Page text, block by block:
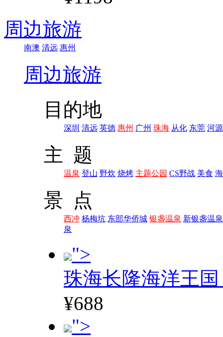
周边旅游
南澳 清远 惠州
周边旅游
目的地
深圳 清远 英德 惠州 广州 珠海 从化 东莞 河源
主 题
温泉 登山 野炊 烧烤 主题公园 CS野战 美食
景 点
西冲 杨梅坑 东部华侨城 银盏温泉 新银盏温泉
泉
">
珠海长隆海洋王
¥688
">